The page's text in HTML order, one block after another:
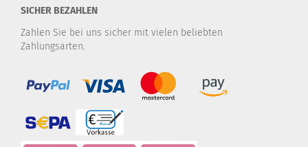
SICHER BEZAHLEN
Zahlen Sie bei uns sicher mit vielen beliebten
Zahlungsarten.